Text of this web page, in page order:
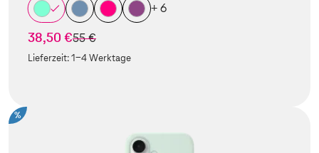
+ 6
38,50 €statt
55 €
Lieferzeit:1-4 Werktage
%